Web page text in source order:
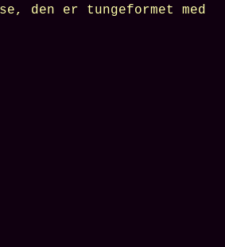
den er tungeformet med